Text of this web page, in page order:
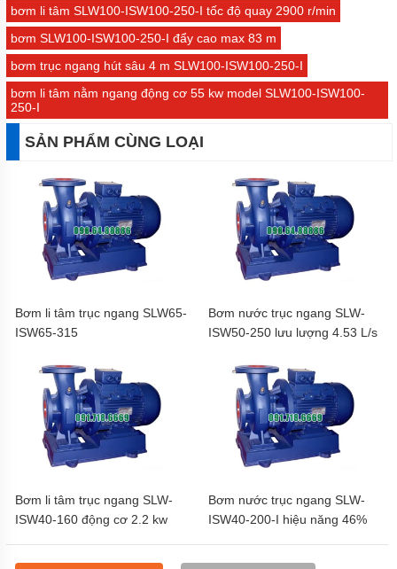
bơm li tâm SLW100-ISW100-250-I tốc độ quay 2900 r/min
bơm SLW100-ISW100-250-I đẩy cao max 83 m
bơm trục ngang hút sâu 4 m SLW100-ISW100-250-I
bơm li tâm nằm ngang động cơ 55 kw model SLW100-ISW100-
250-I
SẢN PHẨM CÙNG LOẠI
Bơm li tâm trục ngang SLW65-
ISW65-315
Bơm nước trục ngang SLW-
ISW50-250 lưu lượng 4.53 L/s
Bơm li tâm trục ngang SLW-
ISW40-160 động cơ 2.2 kw
Bơm nước trục ngang SLW-
ISW40-200-I hiệu năng 46%